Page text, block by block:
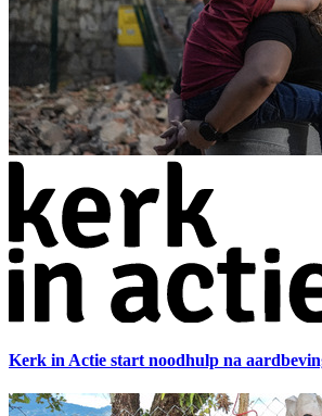
Kerk in Actie start noodhulp na